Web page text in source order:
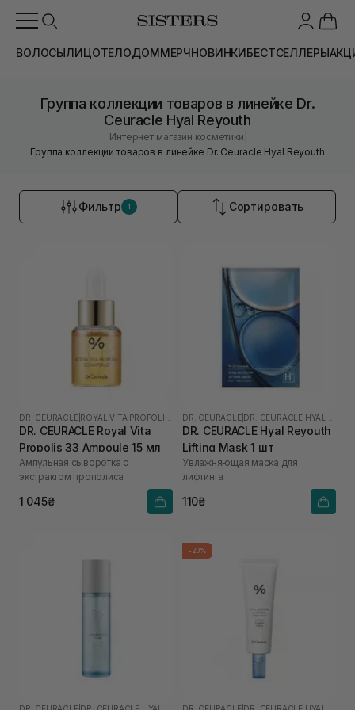
ВОЛОСЫЛИЦОТЕЛОДОММЕРЧНОВИНКИБЕСТСЕЛЛЕРЫ
Группа коллекции товаров в линейке Dr.
Ceuracle Hyal Reyouth
Интернет магазин косметики
Группа коллекции товаров в линейке Dr. Ceuracle Hyal Reyouth
Фильтр 1 Сортировать
DR. CEURACLE
DR. CEURACLE Royal Vita
Propolis 33 Ampoule 15 мл
Ампульная сыворотка с
экстрактом прополиса
1 045₴
DR. CEURACLE
DR. CEURACLE Hyal Reyouth
Lifting Mask 1 шт
Увлажняющая маска для
лифтинга
110₴
-20%